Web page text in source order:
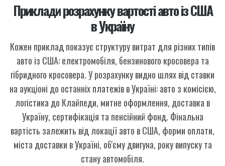
Приклади розрахунку вартості авто із США
в Україну
Кожен приклад показує структуру витрат для різних типів
авто із США: електромобіля, бензинового кросовера та
гібридного кросовера. У розрахунку видно шлях від ставки
на аукціоні до останніх платежів в Україні: авто з комісією,
логістика до Клайпеди, митне оформлення, доставка в
Україну, сертифікація та пенсійний фонд. Фінальна
вартість залежить від локації авто в США, форми оплати,
міста доставки в Україні, об'єму двигуна, року випуску та
стану автомобіля.